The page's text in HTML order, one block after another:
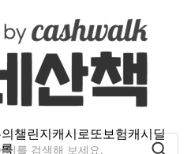
챌린지캐시로또보험캐시딜